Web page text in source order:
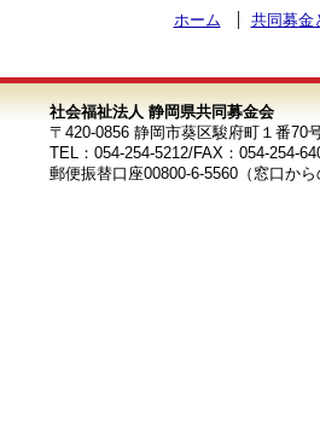
ホーム 共同募金
社会福祉法人 静岡県共同募金会
〒420-0856 静岡市葵区駿府町１番70
TEL：054-254-5212/FAX：054-254-
郵便振替口座00800-6-5560（窓口から